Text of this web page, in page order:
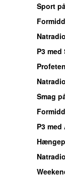
Sport
Natradio
P3 med
Natradio
Smag
P3
Natradio